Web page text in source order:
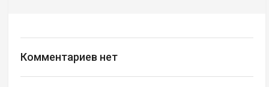
Комментариев нет